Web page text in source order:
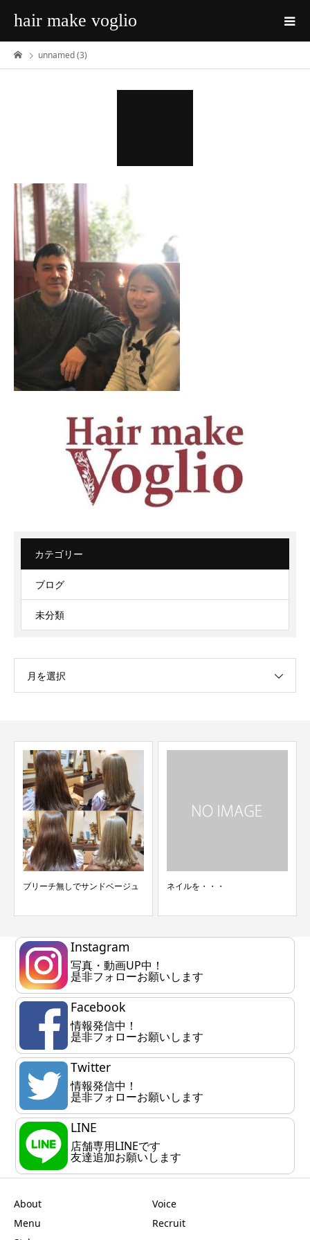
hair make voglio
unnamed (3)
カテゴリー
ブログ
未分類
月を選択
ブリーチ無しでサンドベージュ ネイルを・・・
Instagram
写真・動画UP中！
是非フォローお願いします
Facebook
情報発信中！
是非フォローお願いします
Twitter
情報発信中！
是非フォローお願いします
LINE
店舗専用LINEです
友達追加お願いします
About
Menu
Voice
Recruit